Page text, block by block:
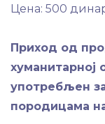
Цена: 500
Приход од
хуманитарној
употребљен
породицама